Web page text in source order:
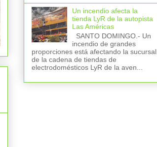
Un incendio afecta la
tienda LyR de la autopista
Las Américas
SANTO DOMINGO.- Un
incendio de grandes
proporciones está afectando la sucursal
de la cadena de tiendas de
electrodomésticos LyR de la aven...